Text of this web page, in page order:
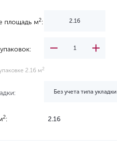
площадь м2:
2.16 м2
Без учета типа укладки
2: 2.16